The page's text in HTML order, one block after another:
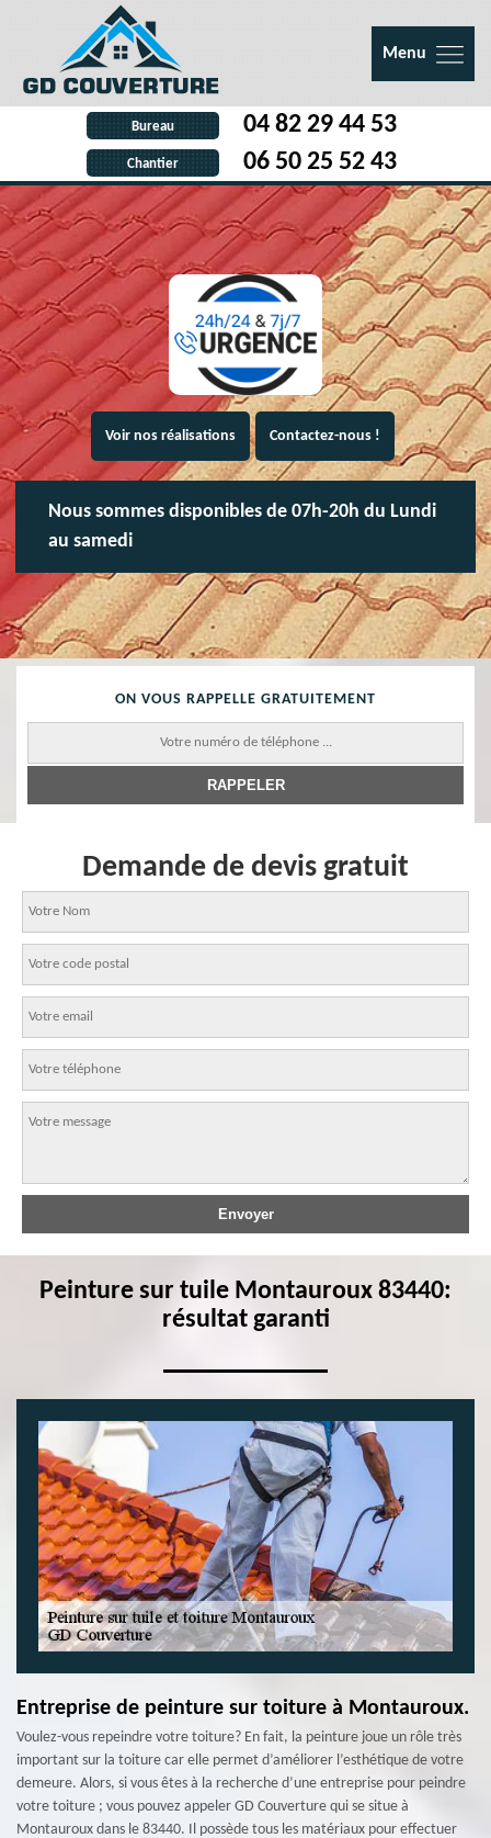
Menu
Bureau 04 82 29 44 53
Chantier 06 50 25 52 43
Voir nos réalisations Contactez-nous !
Nous sommes disponibles de 07h-20h du Lundi
au samedi
ON VOUS RAPPELLE GRATUITEMENT
Demande de devis gratuit
Peinture sur tuile Montauroux 83440:
résultat garanti
Entreprise de peinture sur toiture à Montauroux.
Voulez-vous repeindre votre toiture? En fait, la peinture joue un rôle très
important sur la toiture car elle permet d’améliorer l’esthétique de votre
demeure. Alors, si vous êtes à la recherche d’une entreprise pour peindre
votre toiture ; vous pouvez appeler GD Couverture qui se situe à
Montauroux dans le 83440. Il possède tous les matériaux pour effectuer